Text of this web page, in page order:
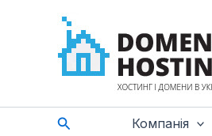
Пошук Компанія